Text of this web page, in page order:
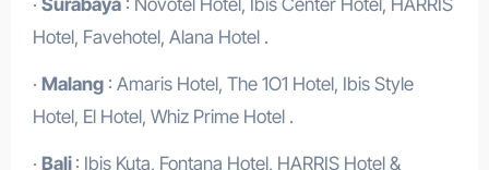
· Surabaya: Novotel Hotel, Ibis Center Hotel, HARRIS
Hotel, Favehotel, Alana Hotel .
· Malang: Amaris Hotel, The 1O1 Hotel, Ibis Style
Hotel, El Hotel, Whiz Prime Hotel .
· Bali : Ibis Kuta, Fontana Hotel, HARRIS Hotel &